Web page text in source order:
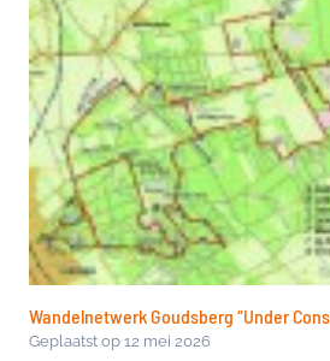
Wandelnetwerk Goudsberg “Under
Geplaatst op 12 mei 2026